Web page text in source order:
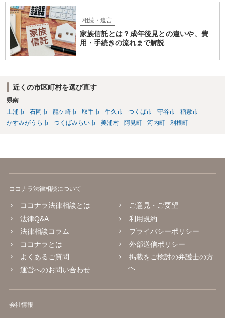
相続・遺言
家族信託とは？成年後見との違いや、費
用・手続きの流れまで解説
近くの市区町村を選び直す
県南
土浦市
石岡市 龍ケ崎市 取手市 牛久市 つくば市 守谷市
稲敷市
かすみがうら市
つくばみらい市 美浦村 阿見町 河内町 利根町
ココナラ法律相談について
ココナラ法律相談とは
法律Q&A
法律相談コラム
ココナラとは
よくあるご質問
運営へのお問い合わせ
ご意見・ご要望
利用規約
プライバシーポリシー
外部送信ポリシー
掲載をご検討の弁護士の方
へ
会社情報